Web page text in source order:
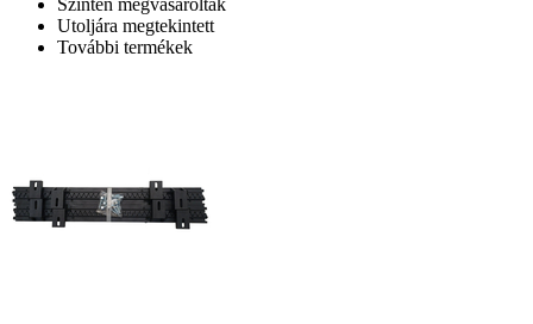
Utoljára megtekintett
További termékek